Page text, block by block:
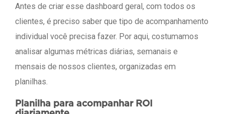
Antes de criar esse dashboard geral, com todos os
clientes, é preciso saber que tipo de acompanhamento
individual você precisa fazer. Por aqui, costumamos
analisar algumas métricas diárias, semanais e
mensais de nossos clientes, organizadas em
planilhas.
Planilha para acompanhar ROI